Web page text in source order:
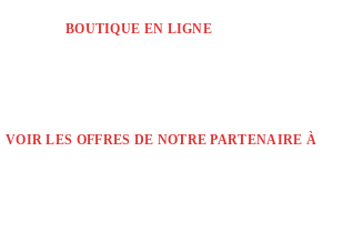
BOUTIQUE EN LIGNE
VOIR LES OFFRES DE NOTRE PARTENAIRE À